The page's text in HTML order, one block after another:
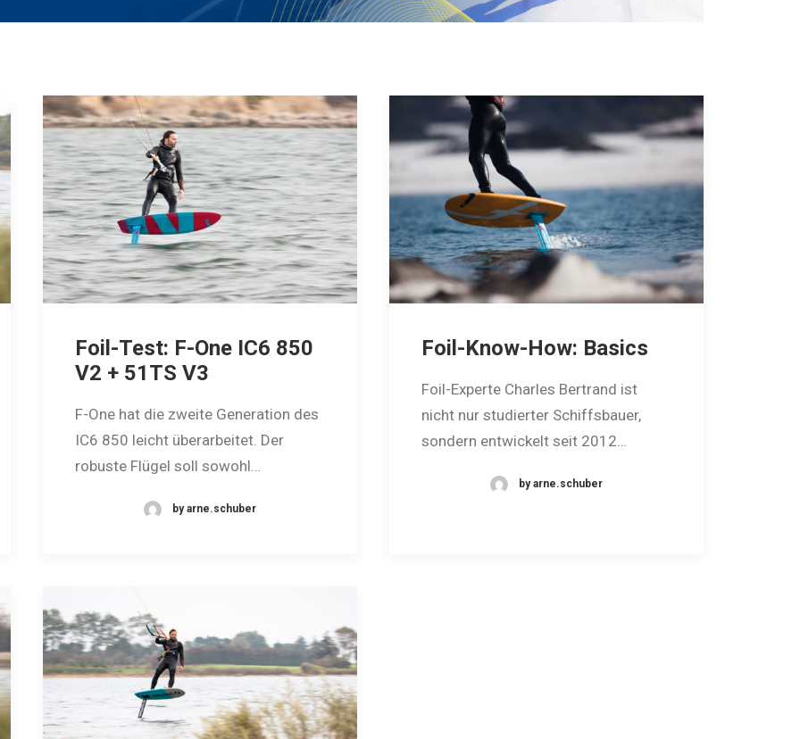
Foil-Test: F-One IC6 850
V2 + 51TS V3
F-One hat die zweite Generation des
IC6 850 leicht überarbeitet. Der
robuste Flügel soll sowohl…
by arne.schuber
Foil-Know-How: Basics
Foil-Experte Charles Bertrand ist
nicht nur studierter Schiffsbauer,
sondern entwickelt seit 2012…
by arne.schuber